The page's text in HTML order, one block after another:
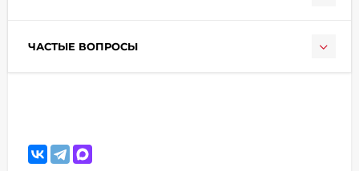
ЧАСТЫЕ ВОПРОСЫ